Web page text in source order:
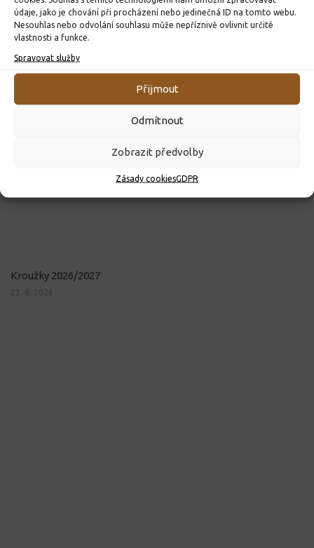
údaje, jako je chování při procházení nebo jedinečná ID na tomto webu.
Nesouhlas nebo odvolání souhlasu může nepříznivě ovlivnit určité
vlastnosti a funkce.
Spravovat služby
Přijmout
Odmítnout
Zobrazit předvolby
Zásady cookiesGDPR
Kroužky 2026/2027
23. 6. 2026